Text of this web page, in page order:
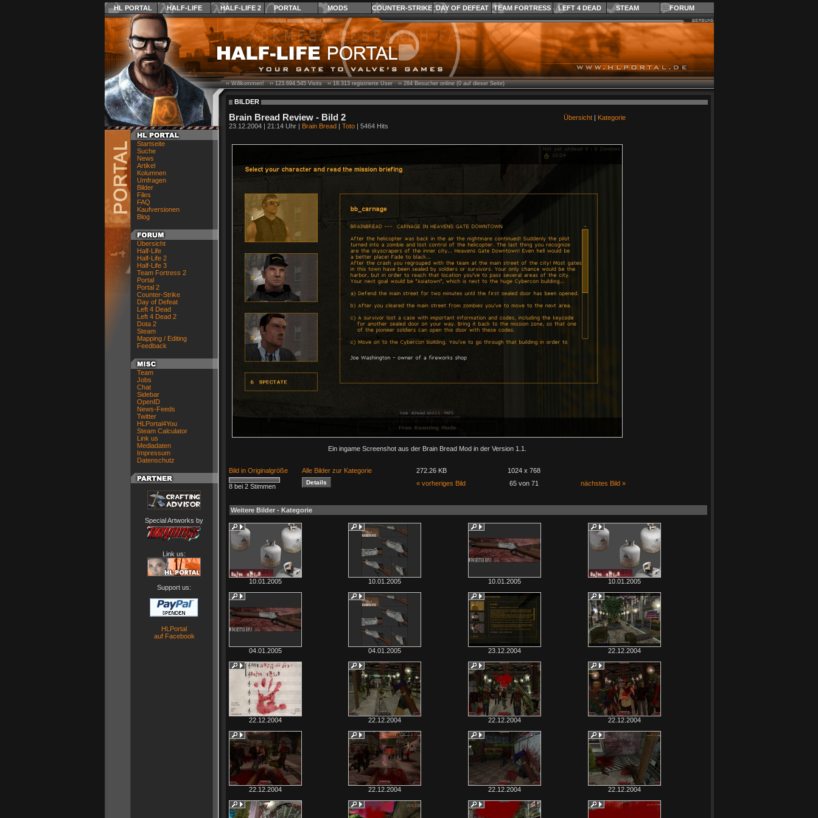
HL PORTAL HALF-LIFE HALF-LIFE 2 PORTAL MODS COUNTER-STRIKE DAY OF DEFEAT TEAM FORTRESS LEFT 4 DEAD STEAM FORUM
Startseite
Suche
News
Artikel
Kolumnen
Umfragen
Bilder
Files
FAQ
Kaufversionen
Blog
Übersicht
Half-Life
Half-Life 2
Half-Life 3
Team Fortress 2
Portal
Portal 2
Counter-Strike
Day of Defeat
Left 4 Dead
Left 4 Dead 2
Dota 2
Steam
Mapping / Editing
Feedback
Team
Jobs
Chat
Sidebar
OpenID
News-Feeds
Twitter
HLPortal4You
Steam Calculator
Link us
Mediadaten
Impressum
Datenschutz
Special Artworks by
Link us:
Support us:
HLPortal
auf Facebook
›› Willkommen! ››123.694.545Visits ››18.313registrierte User ››284Besucher online (0 auf dieser Seite)
BILDER
Brain Bread Review - Bild 2 Übersicht| Kategorie
23.12.2004 | 21:14 Uhr | Brain Bread| Toto| 5464 Hits
Ein ingame Screenshot aus der Brain Bread Mod in der Version 1.1.
Bild in Originalgröße Alle Bilder zur Kategorie 272.26 KB 1024 x 768
8 bei 2 Stimmen « vorheriges Bild 65 von 71 nächstes Bild »
Weitere Bilder - Kategorie
10.01.2005 10.01.2005 10.01.2005 10.01.2005
04.01.2005 04.01.2005 23.12.2004 22.12.2004
22.12.2004 22.12.2004 22.12.2004 22.12.2004
22.12.2004 22.12.2004 22.12.2004 22.12.2004